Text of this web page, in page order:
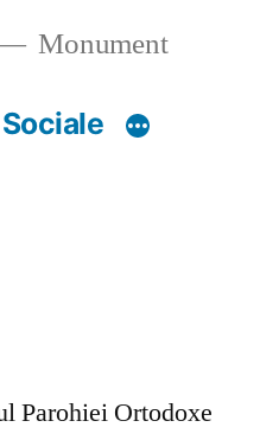
Monument
Parohiei Ortodoxe